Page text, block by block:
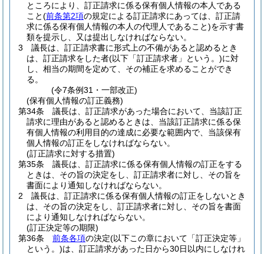
ところにより、訂正請求に係る保有個人情報の本人である
こと(前条第2項の規定による訂正請求にあっては、訂正請
求に係る保有個人情報の本人の代理人であること)を示す書
類を提示し、又は提出しなければならない。
3
議長は、訂正請求書に形式上の不備があると認めるとき
は、訂正請求をした者(以下「訂正請求者」という。)に対
し、相当の期間を定めて、その補正を求めることができ
る。
(令7条例31・一部改正)
(保有個人情報の訂正義務)
第34条
議長は、訂正請求があった場合において、当該訂正
請求に理由があると認めるときは、当該訂正請求に係る保
有個人情報の利用目的の達成に必要な範囲内で、当該保有
個人情報の訂正をしなければならない。
(訂正請求に対する措置)
第35条
議長は、訂正請求に係る保有個人情報の訂正をする
ときは、その旨の決定をし、訂正請求者に対し、その旨を
書面により通知しなければならない。
2
議長は、訂正請求に係る保有個人情報の訂正をしないとき
は、その旨の決定をし、訂正請求者に対し、その旨を書面
により通知しなければならない。
(訂正決定等の期限)
第36条
前条各項の決定(以下この章において「訂正決定等」
という。)は、訂正請求があった日から30日以内にしなけれ